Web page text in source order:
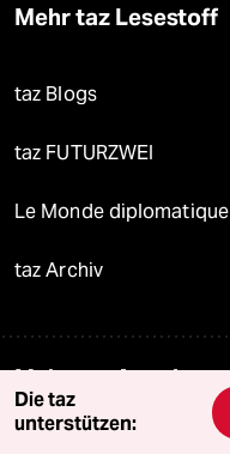
Mehr taz Lesestoff
taz Blogs
taz FUTURZWEI
Le Monde diplomatique
taz Archiv
Mehr taz Angebote
Die taz
unterstützen: